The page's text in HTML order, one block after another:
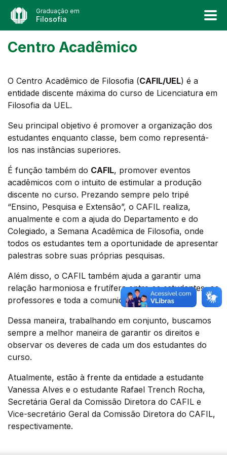
Graduação em
Filosofia
Centro Acadêmico
O Centro Acadêmico de Filosofia (CAFIL/UEL) é a
entidade discente máxima do curso de Licenciatura em
Filosofia da UEL.
Seu principal objetivo é promover a organização dos
estudantes enquanto classe, bem como representá-
los nas instâncias superiores.
É função também do CAFIL, promover eventos
acadêmicos com o intuito de estimular a produção
discente no curso. Prezando sempre pelo tripé
“Ensino, Pesquisa e Extensão”, o CAFIL realiza,
anualmente e com a ajuda do Departamento e do
Colegiado, a Semana Acadêmica de Filosofia, onde
todos os estudantes tem a oportunidade de apresentar
palestras sobre suas próprias pesquisas.
Além disso, o CAFIL também ajuda a garantir uma
relação harmoniosa e frutífera entre os estudantes, os
professores e toda a comunidade acadêmica.
Dessa maneira, trabalhando em conjunto, buscamos
sempre a melhor maneira de garantir os direitos e
observar os deveres de cada um dos estudantes do
curso.
Atualmente, estão à frente da entidade a estudante
Vanessa Alves e o estudante Rafael Trench Rocha,
Secretária Geral da Comissão Diretora do CAFIL e
Vice-secretário Geral da Comissão Diretora do CAFIL,
respectivamente.